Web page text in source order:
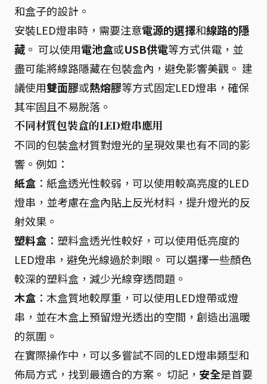
和盒子的設計。
安裝LED燈串時，需要注意電源的選擇和線路的隱
藏 。 可以使用電池盒或USB供電等方式供電，並
盡可能將線路隱藏在包裝盒內，避免影響美觀。 建
議使用雙面膠或熱熔膠等方式固定LED燈串，確保
其牢固且不易脫落。
不同材質包裝盒的LED燈串應用
不同的包裝盒材質對燈光的呈現效果也有不同的影
響。例如：
紙盒 ：紙盒透光性較弱，可以使用較高亮度的LED
燈串，並考慮在盒內貼上反光材料，提升燈光的反
射效果。
塑料盒 ：塑料盒透光性較好，可以使用低亮度的
LED燈串，避免光線過於刺眼。 可以選擇一些顏色
較深的塑料盒，減少光線穿透問題。
木盒 ：木盒質地較厚重，可以使用LED燈帶或燈
串，並在木盒上預留燈光透出的空間，創造出溫暖
的氛圍。
在實際操作中，可以多嘗試不同的LED燈串類型和
佈局方式，找到最適合的方案。 切記， 安全是首要